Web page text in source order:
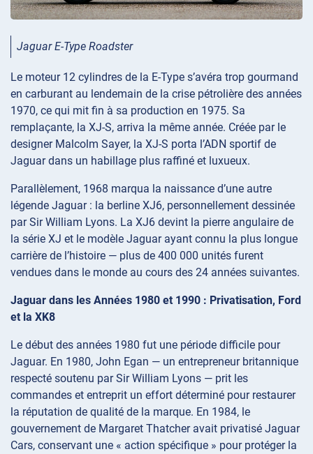
Jaguar E-Type Roadster
Le moteur 12 cylindres de la E-Type s’avéra trop gourmand
en carburant au lendemain de la crise pétrolière des années
1970, ce qui mit fin à sa production en 1975. Sa
remplaçante, la XJ-S, arriva la même année. Créée par le
designer Malcolm Sayer, la XJ-S porta l’ADN sportif de
Jaguar dans un habillage plus raffiné et luxueux.
Parallèlement, 1968 marqua la naissance d’une autre
légende Jaguar : la berline XJ6, personnellement dessinée
par Sir William Lyons. La XJ6 devint la pierre angulaire de
la série XJ et le modèle Jaguar ayant connu la plus longue
carrière de l’histoire — plus de 400 000 unités furent
vendues dans le monde au cours des 24 années suivantes.
Jaguar dans les Années 1980 et 1990 : Privatisation, Ford
et la XK8
Le début des années 1980 fut une période difficile pour
Jaguar. En 1980, John Egan — un entrepreneur britannique
respecté soutenu par Sir William Lyons — prit les
commandes et entreprit un effort déterminé pour restaurer
la réputation de qualité de la marque. En 1984, le
gouvernement de Margaret Thatcher avait privatisé Jaguar
Cars, conservant une « action spécifique » pour protéger la